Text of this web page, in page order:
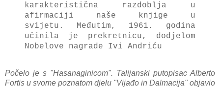
karakteristična razdoblja u
afirmaciji naše knjige u
svijetu. Međutim, 1961. godina
učinila je prekretnicu, dodjelom
Nobelove nagrade Ivi Andriću
Počelo je s "Hasanaginicom". Talijanski putopisac Alberto
Fortis u svome poznatom djelu "Vijađo in Dalmacija" objavio